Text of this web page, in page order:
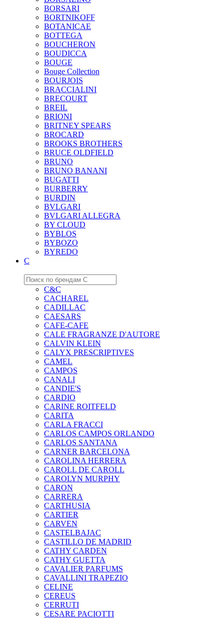
BORSARI
BORTNIKOFF
BOTANICAE
BOTTEGA
BOUCHERON
BOUDICCA
BOUGE
Bouge Collection
BOURJOIS
BRACCIALINI
BRECOURT
BREIL
BRIONI
BRITNEY SPEARS
BROCARD
BROOKS BROTHERS
BRUCE OLDFIELD
BRUNO
BRUNO BANANI
BUGATTI
BURBERRY
BURDIN
BVLGARI
BVLGARI ALLEGRA
BY CLOUD
BYBLOS
BYBOZO
BYREDO
C
C&C
CACHAREL
CADILLAC
CAESARS
CAFE-CAFE
CALE FRAGRANZE D'AUTORE
CALVIN KLEIN
CALYX PRESCRIPTIVES
CAMEL
CAMPOS
CANALI
CANDIE'S
CARDIO
CARINE ROITFELD
CARITA
CARLA FRACCI
CARLOS CAMPOS ORLANDO
CARLOS SANTANA
CARNER BARCELONA
CAROLINA HERRERA
CAROLL DE CAROLL
CAROLYN MURPHY
CARON
CARRERA
CARTHUSIA
CARTIER
CARVEN
CASTELBAJAC
CASTILLO DE MADRID
CATHY CARDEN
CATHY GUETTA
CAVALIER PARFUMS
CAVALLINI TRAPEZIO
CELINE
CEREUS
CERRUTI
CESARE PACIOTTI